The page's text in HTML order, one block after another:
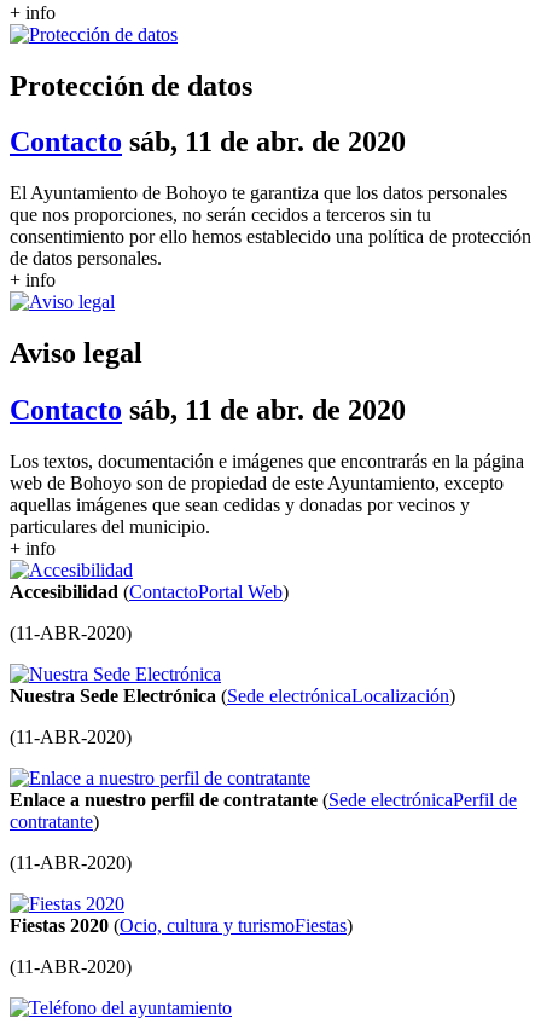
+ info
Protección de datos
Contacto sáb, 11 de abr. de 2020
El Ayuntamiento de Bohoyo te garantiza que los datos personales
que nos proporciones, no serán cecidos a terceros sin tu
consentimiento por ello hemos establecido una política de protección
de datos personales.
+ info
Aviso legal
Contacto sáb, 11 de abr. de 2020
Los textos, documentación e imágenes que encontrarás en la página
web de Bohoyo son de propiedad de este Ayuntamiento, excepto
aquellas imágenes que sean cedidas y donadas por vecinos y
particulares del municipio.
+ info
Accesibilidad (ContactoPortal Web)
(11-ABR-2020)
Nuestra Sede Electrónica (Sede electrónicaLocalización)
(11-ABR-2020)
Enlace a nuestro perfil de contratante (Sede electrónicaPerfil de
contratante)
(11-ABR-2020)
Fiestas 2020 (Ocio, cultura y turismoFiestas)
(11-ABR-2020)